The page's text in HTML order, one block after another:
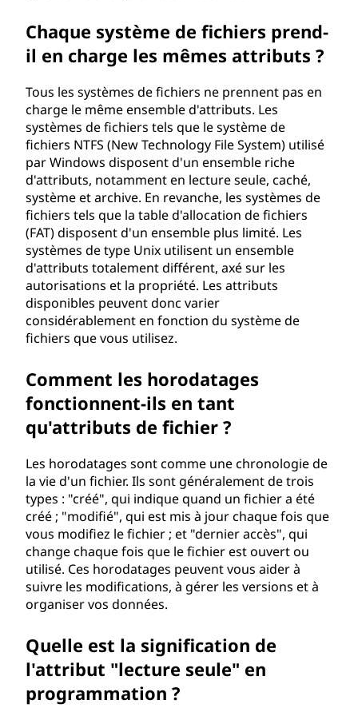
Chaque système de fichiers prend-
il en charge les mêmes attributs ?
Tous les systèmes de fichiers ne prennent pas en
charge le même ensemble d'attributs. Les
systèmes de fichiers tels que le système de
fichiers NTFS (New Technology File System) utilisé
par Windows disposent d'un ensemble riche
d'attributs, notamment en lecture seule, caché,
système et archive. En revanche, les systèmes de
fichiers tels que la table d'allocation de fichiers
(FAT) disposent d'un ensemble plus limité. Les
systèmes de type Unix utilisent un ensemble
d'attributs totalement différent, axé sur les
autorisations et la propriété. Les attributs
disponibles peuvent donc varier
considérablement en fonction du système de
fichiers que vous utilisez.
Comment les horodatages
fonctionnent-ils en tant
qu'attributs de fichier ?
Les horodatages sont comme une chronologie de
la vie d'un fichier. Ils sont généralement de trois
types : "créé", qui indique quand un fichier a été
créé ; "modifié", qui est mis à jour chaque fois que
vous modifiez le fichier ; et "dernier accès", qui
change chaque fois que le fichier est ouvert ou
utilisé. Ces horodatages peuvent vous aider à
suivre les modifications, à gérer les versions et à
organiser vos données.
Quelle est la signification de
l'attribut "lecture seule" en
programmation ?